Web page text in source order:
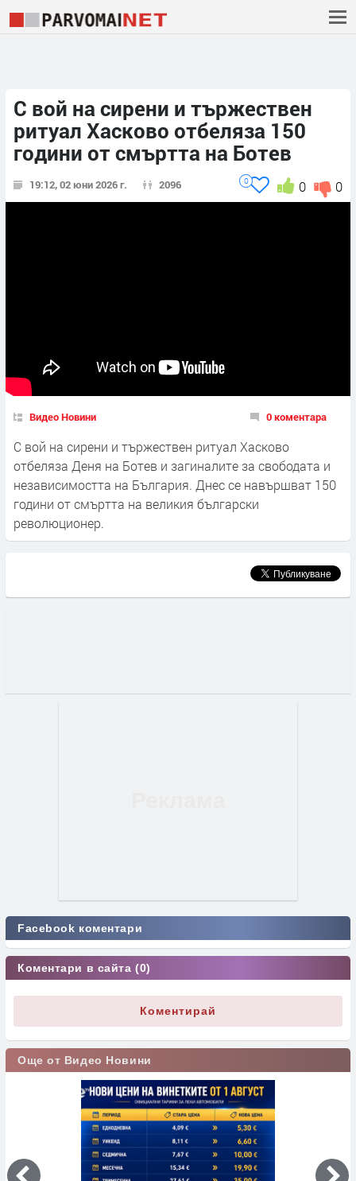
С вой на сирени и тържествен
ритуал Хасково отбеляза 150
години от смъртта на Ботев
19:12, 02 юни 2026 г. 2096 0
0
0
Видео Новини 0 коментара
С вой на сирени и тържествен ритуал Хасково
отбеляза Деня на Ботев и загиналите за свободата и
независимостта на България. Днес се навършват 150
години от смъртта на великия български
революционер.
Facebook коментари
Коментари в сайта (0)
Коментирай
Още от Видео Новини